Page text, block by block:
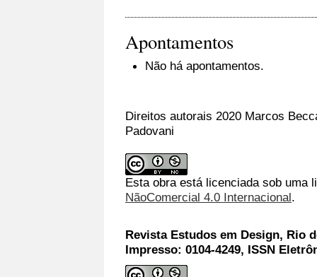
Apontamentos
Não há apontamentos.
Direitos autorais 2020 Marcos
Padovani
Esta obra está licenciada sob uma
NãoComercial 4.0 Internacional.
Revista Estudos em Design, Rio
Impresso: 0104-4249, ISSN